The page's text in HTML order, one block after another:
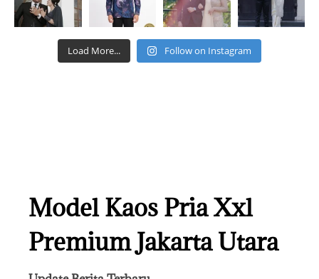
Load More... Follow on Instagram
Model Kaos Pria Xxl
Premium Jakarta Utara